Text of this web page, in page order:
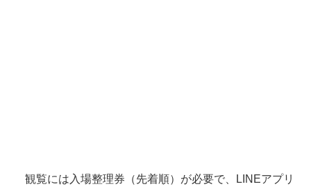
観覧には入場整理券（先着順）が必要で、LINEアプリ